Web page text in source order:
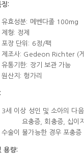
:
유효성분: 메벤다졸 100mg
제형: 정제
포장 단위: 6정/팩
제조사: Gedeon Richter (
유통기한: 장기 보관 가능
원산지: 헝가리
3세 이상 성인 및 소아의 다
요충증, 회충증, 십이
수술이 불가능한 경우 포충증
용량: